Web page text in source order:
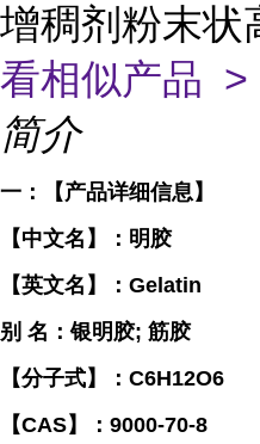
增稠剂粉末状
看相似产品 >
简介
一：【产品详细信息】
【中文名】：明胶
【英文名】：Gelatin
别 名：银明胶; 筋胶
【分子式】：C6H12O6
【CAS】：9000-70-8